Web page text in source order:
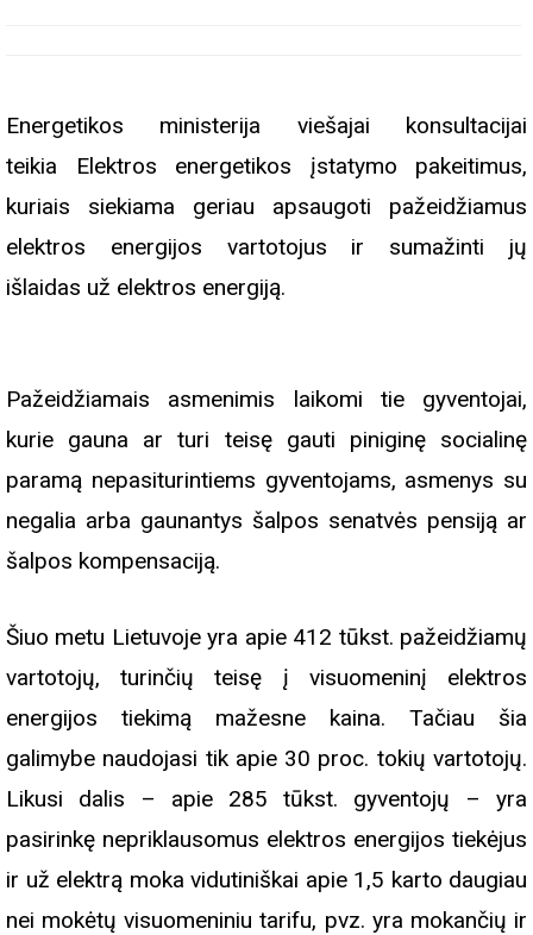
Energetikos ministerija viešajai konsultacijai
teikia Elektros energetikos įstatymo pakeitimus,
kuriais siekiama geriau apsaugoti pažeidžiamus
elektros energijos vartotojus ir sumažinti jų
išlaidas už elektros energiją.
Pažeidžiamais asmenimis laikomi tie gyventojai,
kurie gauna ar turi teisę gauti piniginę socialinę
paramą nepasiturintiems gyventojams, asmenys su
negalia arba gaunantys šalpos senatvės pensiją ar
šalpos kompensaciją.
Šiuo metu Lietuvoje yra apie 412 tūkst. pažeidžiamų
vartotojų, turinčių teisę į visuomeninį elektros
energijos tiekimą mažesne kaina. Tačiau šia
galimybe naudojasi tik apie 30 proc. tokių vartotojų.
Likusi dalis – apie 285 tūkst. gyventojų – yra
pasirinkę nepriklausomus elektros energijos tiekėjus
ir už elektrą moka vidutiniškai apie 1,5 karto daugiau
nei mokėtų visuomeniniu tarifu, pvz. yra mokančių ir